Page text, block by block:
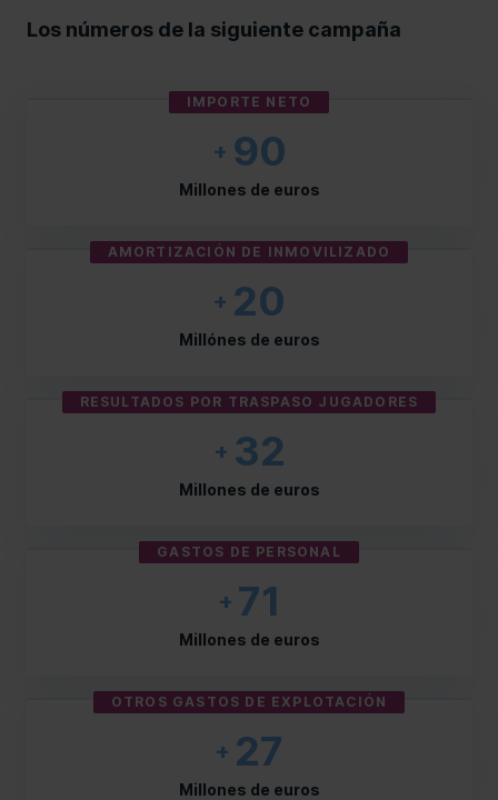
Los números de la siguiente campaña
IMPORTE NETO
+ 90
Millones de euros
AMORTIZACIÓN DE INMOVILIZADO
+ 20
Millónes de euros
RESULTADOS POR TRASPASO JUGADORES
+ 32
Millones de euros
GASTOS DE PERSONAL
+ 71
Millones de euros
OTROS GASTOS DE EXPLOTACIÓN
+ 27
Millones de euros